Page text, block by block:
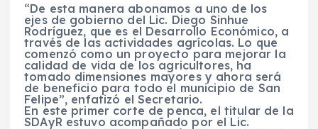
“De esta manera abonamos a uno de los
ejes de gobierno del Lic. Diego Sinhue
Rodríguez, que es el Desarrollo Económico, a
través de las actividades agrícolas. Lo que
comenzó como un proyecto para mejorar la
calidad de vida de los agricultores, ha
tomado dimensiones mayores y ahora será
de beneficio para todo el municipio de San
Felipe”, enfatizó el Secretario.
En este primer corte de penca, el titular de la
SDAyR estuvo acompañado por el Lic.